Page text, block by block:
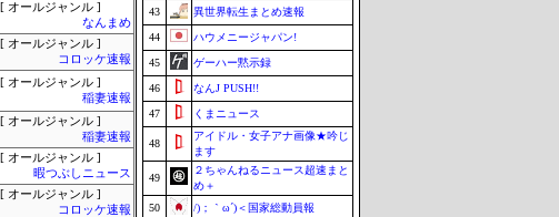
[ オールジャンル ]
なんまめ
[ オールジャンル ]
コロッケ速報
[ オールジャンル ]
稲妻速報
[ オールジャンル ]
稲妻速報
[ オールジャンル ]
暇つぶしニュース
[ オールジャンル ]
コロッケ速報
43
異世界転生まとめ速報
44 ハウメニージャパン!
45 ゲーハー黙示録
46 なんJ PUSH!!
47 くまニュース
48
アイドル・女子アナ画像★吟じ
ます
49
２ちゃんねるニュース超速まと
め＋
50
/)；｀ω´)＜国家総動員報